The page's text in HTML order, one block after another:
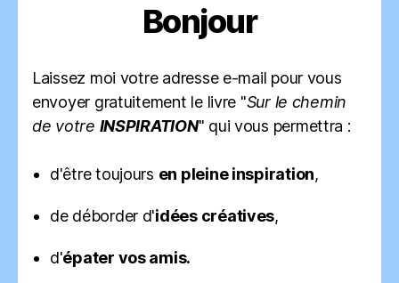
Bonjour
Laissez moi votre adresse e-mail pour vous
envoyer gratuitement le livre "Sur le chemin
de votre INSPIRATION" qui vous permettra :
d'être toujours en pleine inspiration,
de déborder d'idées créatives,
d'épater vos amis.